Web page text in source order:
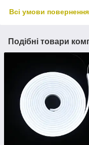
Всі умови повернення
Подібні товари